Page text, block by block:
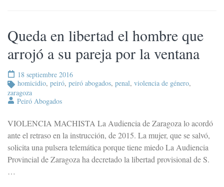
Queda en libertad el hombre que
arrojó a su pareja por la ventana
18 septiembre 2016
homicidio, peiró, peiró abogados, penal, violencia de género,
zaragoza
Peiró Abogados
VIOLENCIA MACHISTA La Audiencia de Zaragoza lo acordó
ante el retraso en la instrucción, de 2015. La mujer, que se salvó,
solicita una pulsera telemática porque tiene miedo La Audiencia
Provincial de Zaragoza ha decretado la libertad provisional de S.
…